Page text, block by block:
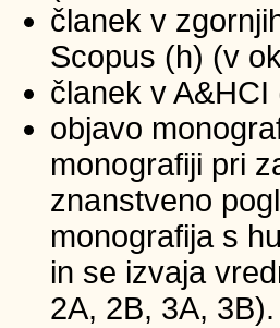
članek v
Scopus (h) (v
članek v
objavo
monografiji pri
znanstveno
monografija s
in se izvaja
2A, 2B, 3A, 3B).